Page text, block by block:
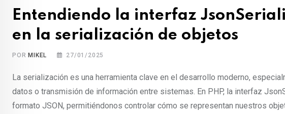
Entendiendo la interfaz
en la serialización de objetos
PORMIKEL 27/01/2025
La serialización es una herramienta clave en el desarrollo moderno,
datos o transmisión de información entre sistemas. En PHP, la interfaz
formato JSON, permitiéndonos controlar cómo se representan nuestros